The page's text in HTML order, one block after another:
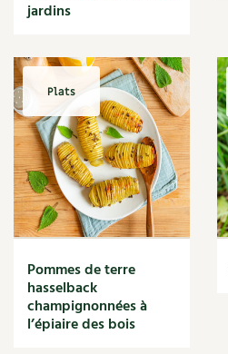
Montagne
Moutarde
Multiplication
Muret
Muscade
Musique
Narcisse
Nature
Nettoyage
Nichoir
Noisette
Noix
jardins
Plats
Pommes de terre
hasselback
champignonnées à
l’épiaire des bois